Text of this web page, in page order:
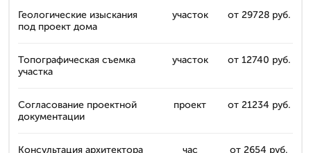
Геологические изыскания
под проект дома
участок от 29728 руб.
Топографическая съемка
участка
участок от 12740 руб.
Согласование проектной
документации
проект от 21234 руб.
Консультация архитектора
час от 2654 руб.